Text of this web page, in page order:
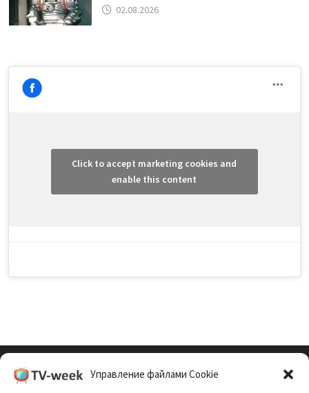
Управление файлами Cookie
02.08.2026
Click to accept marketing cookies and
enable this content